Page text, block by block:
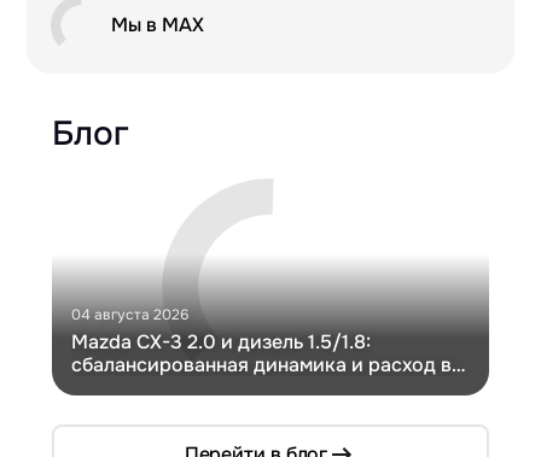
Мы в MAX
Блог
04 августа 2026
Mazda CX-3 2.0 и дизель 1.5/1.8:
сбалансированная динамика и расход в